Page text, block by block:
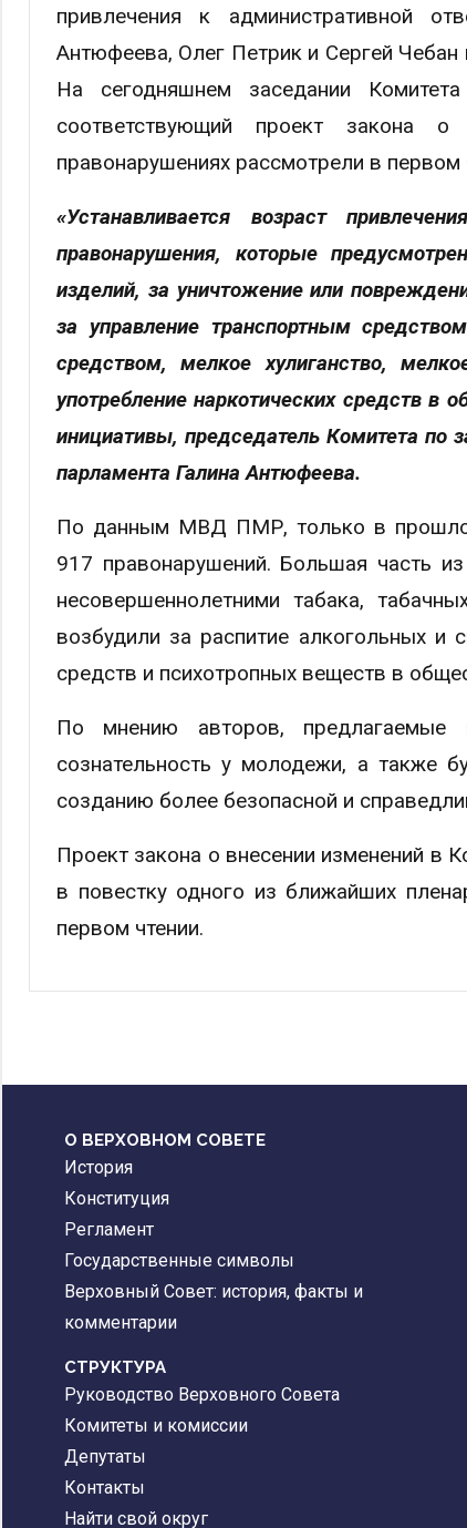
привлечения к административной
Антюфеева, Олег Петрик и Сергей
На сегодняшнем заседании
соответствующий проект закона
правонарушениях рассмотрели в первом
«Устанавливается возраст
правонарушения, которые
изделий, за уничтожение или
за управление транспортным
средством, мелкое хулиганство,
употребление наркотических средств в
инициативы, председатель Комитета по
парламента Галина Антюфеева.
По данным МВД ПМР, только в
917 правонарушений. Большая часть
несовершеннолетними табака,
возбудили за распитие алкогольных и
средств и психотропных веществ в
По мнению авторов, предлагаемые
сознательность у молодежи, а также
созданию более безопасной и
Проект закона о внесении изменений в
в повестку одного из ближайших
первом чтении.
О ВЕРХОВНОМ СОВЕТЕ
История
Конституция
Регламент
Государственные символы
Верховный Совет: история, факты и
комментарии
CТРУКТУРА
Руководство Верховного Совета
Комитеты и комиссии
Депутаты
Контакты
Найти свой округ